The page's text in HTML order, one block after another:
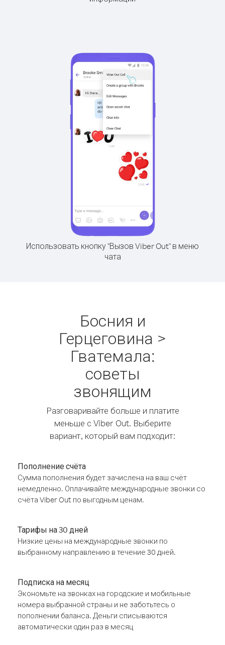
Использовать кнопку "Вызов Viber Out" в меню
чата
Босния и
Герцеговина >
Гватемала:
советы
звонящим
Разговаривайте больше и платите
меньше с Viber Out. Выберите
вариант, который вам подходит:
Пополнение счёта
Сумма пополнения будет зачислена на ваш счёт
немедленно. Оплачивайте международные звонки со
счёта Viber Out по выгодным ценам.
Тарифы на 30 дней
Низкие цены на международные звонки по
выбранному направлению в течение 30 дней.
Подписка на месяц
Экономьте на звонках на городские и мобильные
номера выбранной страны и не заботьтесь о
пополнении баланса. Деньги списываются
автоматически один раз в месяц